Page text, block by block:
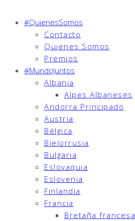
#QuienesSomos
Contacto
Quienes Somos
Premios
#MundoJuntos
Albania
Alpes Albaneses
Andorra Principado
Austria
Bélgica
Bielorrusia
Bulgaria
Eslovaquia
Eslovenia
Finlandia
Francia
Bretaña francesa